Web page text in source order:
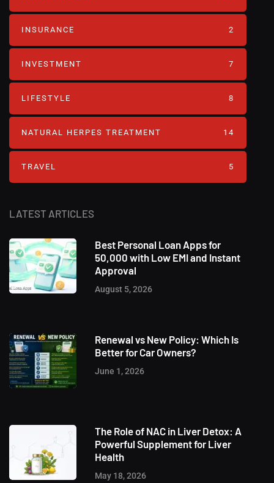
LATEST ARTICLES
Best Personal Loan Apps for
50,000 with Low EMI and Instant
Approval
August 5, 2026
Renewal vs New Policy: Which Is
Better for Car Owners?
June 1, 2026
The Role of NAC in Liver Detox: A
Powerful Supplement for Liver
Health
May 18, 2026
INSURANCE 2
INVESTMENT 7
LIFESTYLE 8
NATURAL HERPES TREATMENT‎ 14
TRAVEL 5